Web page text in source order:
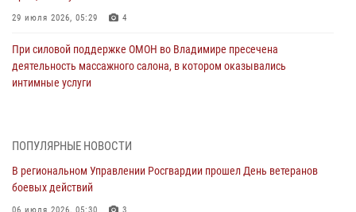
29 июля 2026, 05:29 4
При силовой поддержке ОМОН во Владимире пресечена
деятельность массажного салона, в котором оказывались
интимные услуги
смену в детском лагере «Икар»
27 июля 2026, 16:43 2
Владимирские росгвардейцы обеспечили охрану общественного
ПОПУЛЯРНЫЕ НОВОСТИ
В региональном Управлении Росгвардии прошел День ветеранов
боевых действий